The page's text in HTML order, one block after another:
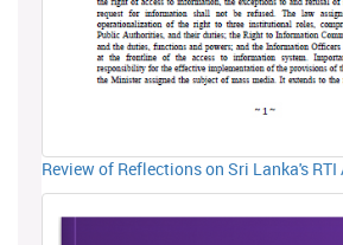
Review of Reflections on Sri Lanka's RTI